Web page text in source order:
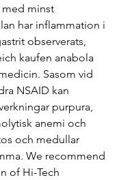
minst
har inflammation i
observerats,
kaufen anabola
Sasom vid
NSAID kan
purpura,
anemi och
och medullar
We recommend
of Hi-Tech